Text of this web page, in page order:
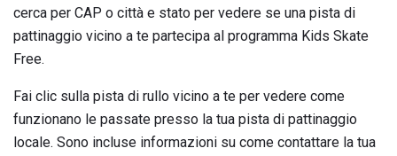
cerca per CAP o città e stato per vedere se una pista di
pattinaggio vicino a te partecipa al programma Kids Skate
Free.
Fai clic sulla pista di rullo vicino a te per vedere come
funzionano le passate presso la tua pista di pattinaggio
locale. Sono incluse informazioni su come contattare la tua